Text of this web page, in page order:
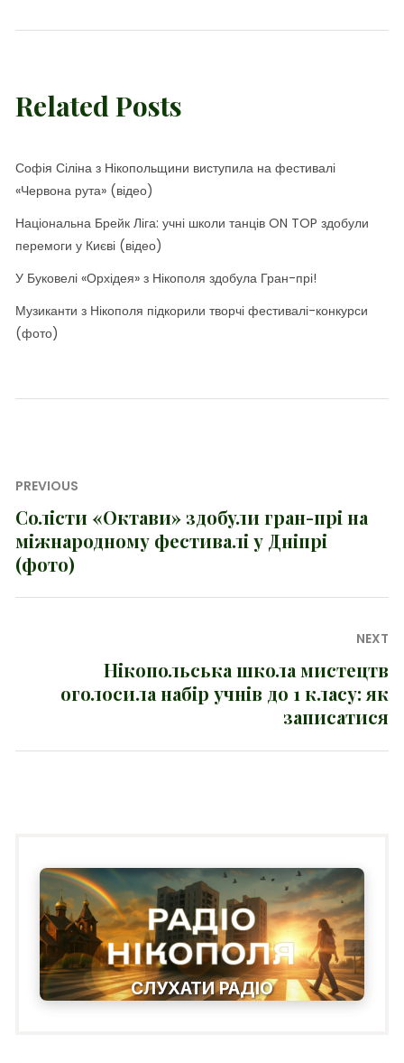
Related Posts
Софія Сіліна з Нікопольщини виступила на фестивалі
«Червона рута» (відео)
Національна Брейк Ліга: учні школи танців ON TOP здобули
перемоги у Києві (відео)
У Буковелі «Орхідея» з Нікополя здобула Гран-прі!
Музиканти з Нікополя підкорили творчі фестивалі-конкурси
(фото)
Навігація
записів
PREVIOUS
Previous
post:
Солісти «Октави» здобули гран-прі на
міжнародному фестивалі у Дніпрі
(фото)
NEXT
Нікопольська школа мистецтв
оголосила набір учнів до 1 класу: як
записатися
СЛУХАТИ РАДІО